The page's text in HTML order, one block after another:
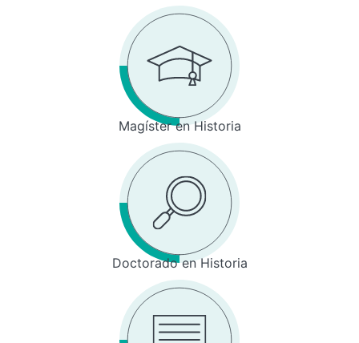
Magíster en Historia
Doctorado en Historia